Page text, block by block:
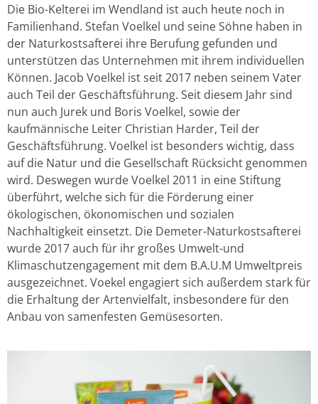
Die Bio-Kelterei im Wendland ist auch heute noch in
Familienhand. Stefan Voelkel und seine Söhne haben in
der Naturkostsafterei ihre Berufung gefunden und
unterstützen das Unternehmen mit ihrem individuellen
Können. Jacob Voelkel ist seit 2017 neben seinem Vater
auch Teil der Geschäftsführung. Seit diesem Jahr sind
nun auch Jurek und Boris Voelkel, sowie der
kaufmännische Leiter Christian Harder, Teil der
Geschäftsführung. Voelkel ist besonders wichtig, dass
auf die Natur und die Gesellschaft Rücksicht genommen
wird. Deswegen wurde Voelkel 2011 in eine Stiftung
überführt, welche sich für die Förderung einer
ökologischen, ökonomischen und sozialen
Nachhaltigkeit einsetzt. Die Demeter-Naturkostsafterei
wurde 2017 auch für ihr großes Umwelt-und
Klimaschutzengagement mit dem B.A.U.M Umweltpreis
ausgezeichnet. Voekel engagiert sich außerdem stark für
die Erhaltung der Artenvielfalt, insbesondere für den
Anbau von samenfesten Gemüsesorten.